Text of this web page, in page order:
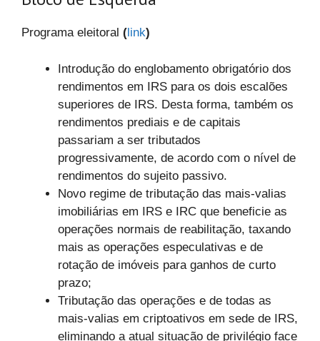
Programa eleitoral ( link)
Introdução do englobamento obrigatório dos
rendimentos em IRS para os dois escalões
superiores de IRS. Desta forma, também os
rendimentos prediais e de capitais
passariam a ser tributados
progressivamente, de acordo com o nível de
rendimentos do sujeito passivo.
Novo regime de tributação das mais-valias
imobiliárias em IRS e IRC que beneficie as
operações normais de reabilitação, taxando
mais as operações especulativas e de
rotação de imóveis para ganhos de curto
prazo;
Tributação das operações e de todas as
mais-valias em criptoativos em sede de IRS,
eliminando a atual situação de privilégio face